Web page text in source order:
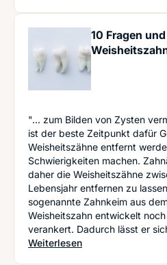
10 Fragen
"... zum Bilden von Zysten
ist der beste Zeitpunkt dafür
Weisheitszähne entfernt
Schwierigkeiten machen.
daher die Weisheitszähne
Lebensjahr entfernen zu
sogenannte Zahnkeim aus
Weisheitszahn entwickelt
verankert. Dadurch lässt er
Weiterlesen: 10 Fragen und